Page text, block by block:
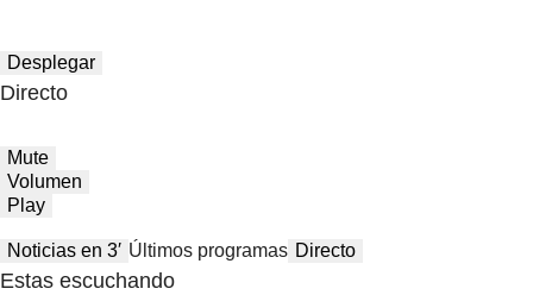
Desplegar
Directo
Mute
Volumen
Play
Noticias en 3′ Últimos programas Directo
Estas escuchando